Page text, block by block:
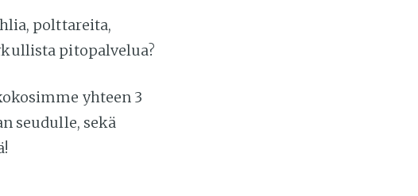
polttareita,
pitopalvelua?
yhteen 3
seudulle, sekä